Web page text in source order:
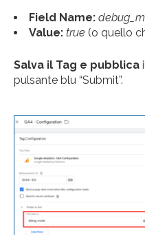
Field Name:
Value: true (o quello
Salva il Tag e pubblica
pulsante blu “Submit”.